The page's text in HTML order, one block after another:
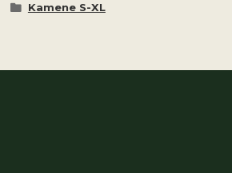
Kamene S-XL